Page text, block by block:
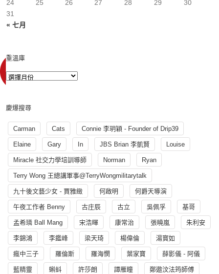
« 七月
24
25 26 27 28 29
30
31
重溫庫
慶爆搜尋
Carman Cats Connie 李玥穎 - Founder of Drip39
Elaine Gary In JBS Brian 李凱賢 Louise
Miracle 社交力學培訓導師 Norman Ryan
Terry Wong 王總講軍事@TerryWongmilitarytalk
九十後文藝少女 - 賈雅緻 何啟明 何爵天導演
午夜工作者 Benny 古庄辰 古立 吳佩孚 基哥
孟希璘 Ball Mang 宋浩暉 康常治 張曉嵐 朱利安
李錦鴻 李鑑峰 梁天琦 楊偉倫 湯寳如
瘋中三子 羅倫斯 羅海憫 葉家寶 薛影儀 - 阿儀
藍精靈 蝌蚪 許莎朗 譚雁瞳 鄭遨汶法筠師傅